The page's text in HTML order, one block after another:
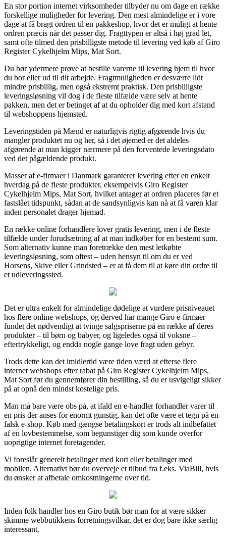
En stor portion internet virksomheder tilbyder nu om dage en række
forskellige muligheder for levering. Den mest almindelige er i vore
dage at få bragt ordren til en pakkeshop, hvor det er muligt at hente
ordren præcis når det passer dig. Fragttypen er altså i høj grad let,
samt ofte tilmed den prisbilligste metode til levering ved køb af Giro
Register Cykelhjelm Mips, Mat Sort.
Du bør ydermere prøve at bestille varerne til levering hjem til hvor
du bor eller ud til dit arbejde. Fragtmuligheden er desværre lidt
mindre prisbillig, men også ekstremt praktisk. Den prisbilligste
leveringsløsning vil dog i de fleste tilfælde være selv at hente
pakken, men det er betinget af at du opholder dig med kort afstand
til webshoppens hjemsted.
Leveringstiden på Mænd er naturligvis rigtig afgørende hvis du
mangler produktet nu og her, så i det øjemed er det aldeles
afgørende at man kigger nærmere på den forventede leveringsdato
ved det pågældende produkt.
Masser af e-firmaer i Danmark garanterer levering efter en enkelt
hverdag på de fleste produkter, eksempelvis Giro Register
Cykelhjelm Mips, Mat Sort, hvilket antager at ordren placeres før et
fastslået tidspunkt, sådan at de sandsynligvis kan nå at få varen klar
inden personalet drager hjemad.
En række online forhandlere lover gratis levering, men i de fleste
tilfælde under forudsætning af at man indkøber for en bestemt sum.
Som alternativ kunne man foretrække den mest letkøbte
leveringsløsning, som oftest – uden hensyn til om du er ved
Horsens, Skive eller Grindsted – er at få dem til at køre din ordre til
et udleveringssted.
Det er ultra enkelt for almindelige dødelige at vurdere prisniveauet
hos flere online webshops, og derved har mange Giro e-firmaer
fundet det nødvendigt at tvinge salgspriserne på en række af deres
produkter – til børn og babyer, og ligeledes også til voksne –
eftertrykkeligt, og endda nogle gange love fragt uden gebyr.
Trods dette kan det imidlertid være tiden værd at efterse flere
internet webshops efter rabat på Giro Register Cykelhjelm Mips,
Mat Sort før du gennemfører din bestilling, så du er usvigeligt sikker
på at opnå den mindst kostelige pris.
Man må bare være obs på, at ifald en e-handler forhandler varer til
en pris der anses for enormt gunstig, kan det ofte være et tegn på en
falsk e-shop. Køb med gængse betalingskort er trods alt indbefattet
af en lovbestemmelse, som begunstiger dig som kunde overfor
uoprigtige internet foretagender.
Vi foreslår generelt betalinger med kort eller betalinger med
mobilen. Alternativt bør du overveje et tilbud fra f.eks. ViaBill, hvis
du ønsker at afbetale omkostningerne over tid.
Inden folk handler hos en Giro butik bør man for at være sikker
skimme webbutikkens forretningsvilkår, det er dog bare ikke særlig
interessant.